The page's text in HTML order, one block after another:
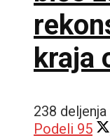
kraja
238 deljenja
Podeli 95